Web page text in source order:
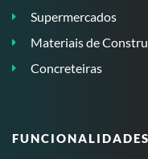
Supermercados
Materiais de
Concreteiras
FUNCIONALIDADES